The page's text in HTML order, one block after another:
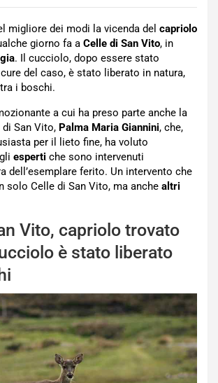
migliore dei modi la vicenda del capriolo
giorno fa a Celle di San Vito, in
. Il cucciolo, dopo essere stato
del caso, è stato liberato in natura,
i boschi.
a cui ha preso parte anche la
San Vito, Palma Maria Giannini, che,
per il lieto fine, ha voluto
esperti che sono intervenuti
dell’esemplare ferito. Un intervento che
solo Celle di San Vito, ma anche altri
Vito, capriolo trovato
è stato liberato